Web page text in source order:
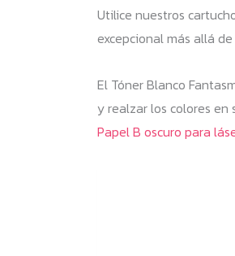
Utilice nuestros
excepcional más allá de
El Tóner Blanco
y realzar los colores
Papel B oscuro para